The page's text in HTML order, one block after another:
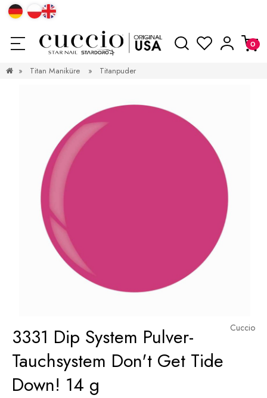
» Titan Maniküre » Titanpuder
Cuccio
3331 Dip System Pulver-
Tauchsystem Don't Get Tide
Down! 14 g